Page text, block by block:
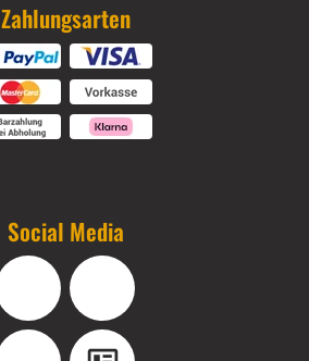
Zahlungsarten
Social Media
Facebook Instagram